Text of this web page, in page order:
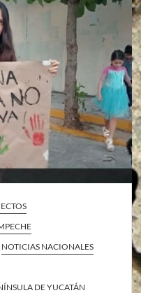
NOTICIAS NACIONALES
DE YUCATÁN